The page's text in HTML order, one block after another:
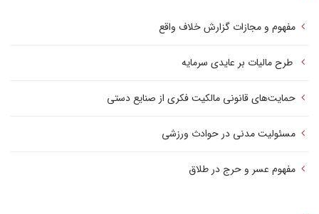
مفهوم و مجازات گزارش خلاف واقع
طرح مالیات بر عایدی سرمایه
حمایت‌های قانونی مالکیت فکری از صنایع دستی
مسئولیت مدنی در حوادث ورزشی
مفهوم عسر و حرج در طلاق